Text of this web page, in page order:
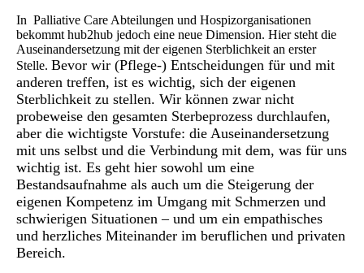
In Palliative Care Abteilungen und Hospizorganisationen
bekommt hub2hub jedoch eine neue Dimension. Hier steht die
Auseinandersetzung mit der eigenen Sterblichkeit an erster
Stelle. Bevor wir (Pflege-) Entscheidungen für und mit
anderen treffen, ist es wichtig, sich der eigenen
Sterblichkeit zu stellen. Wir können zwar nicht
probeweise den gesamten Sterbeprozess durchlaufen,
aber die wichtigste Vorstufe: die Auseinandersetzung
mit uns selbst und die Verbindung mit dem, was für uns
wichtig ist. Es geht hier sowohl um eine
Bestandsaufnahme als auch um die Steigerung der
eigenen Kompetenz im Umgang mit Schmerzen und
schwierigen Situationen – und um ein empathisches
und herzliches Miteinander im beruflichen und privaten
Bereich.